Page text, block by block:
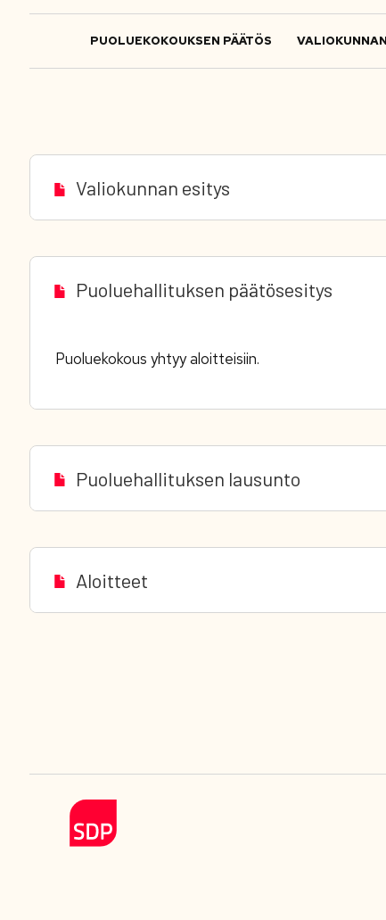
PUOLUEKOKOUKSEN PÄÄTÖS
Valiokunnan esitys
Puoluehallituksen päätösesitys
Puoluekokous yhtyy aloitteisiin.
Puoluehallituksen lausunto
Aloitteet